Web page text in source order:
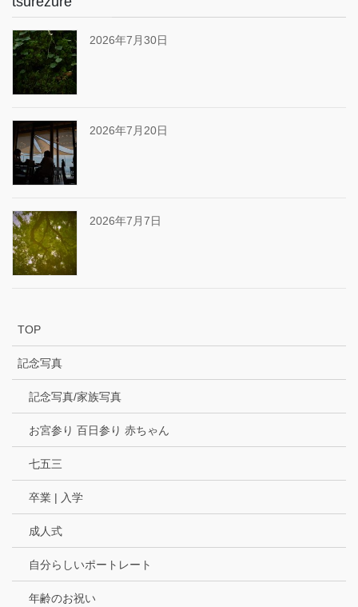
2026年7月30日
2026年7月20日
2026年7月7日
TOP
記念写真
記念写真/家族写真
お宮参り 百日参り 赤ちゃん
七五三
卒業 | 入学
成人式
自分らしいポートレート
年齢のお祝い